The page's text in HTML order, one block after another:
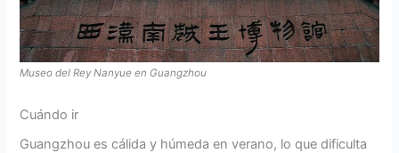
Museo del Rey Nanyue en Guangzhou
Cuándo ir
Guangzhou es cálida y húmeda en verano, lo que dificulta